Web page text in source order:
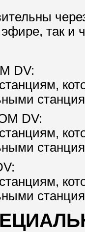
так и
DV:
DV: